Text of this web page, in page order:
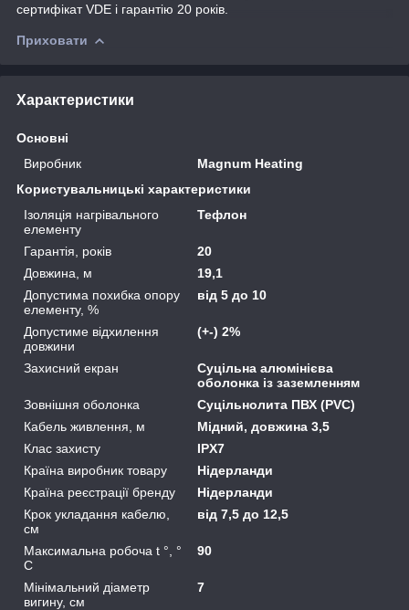
сертифікат VDE і гарантію 20 років.
Приховати
Характеристики
Основні
Виробник
Magnum Heating
Користувальницькі характеристики
Ізоляція нагрівального
елементу
Тефлон
Гарантія, років
20
Довжина, м
19,1
Допустима похибка опору
елементу, %
від 5 до 10
Допустиме відхилення
довжини
(+-) 2%
Захисний екран
Суцільна алюмінієва
оболонка із заземленням
Зовнішня оболонка
Суцільнолита ПВХ (PVC)
Кабель живлення, м
Мідний, довжина 3,5
Клас захисту
IPX7
Країна виробник товару
Нідерланди
Країна реєстрації бренду
Нідерланди
Крок укладання кабелю,
см
від 7,5 до 12,5
Максимальна робоча t °, °
C
90
Мінімальний діаметр
вигину, см
7